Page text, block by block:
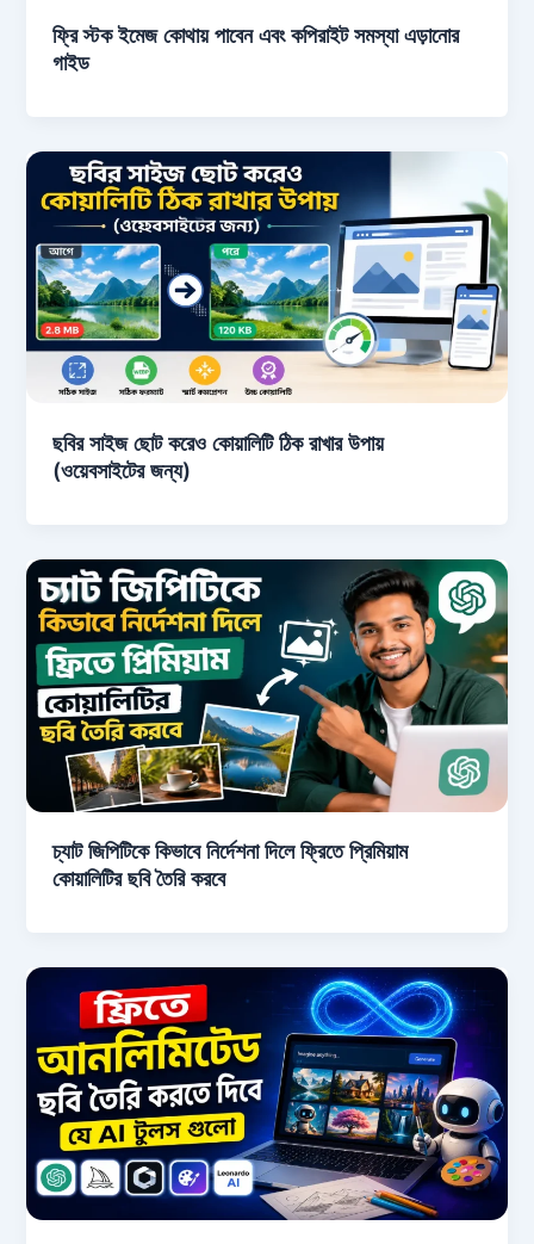
ফ্রি স্টক ইমেজ কোথায় পাবেন এবং কপিরাইট সমস্যা এড়ানোর
গাইড
ছবির সাইজ ছোট করেও কোয়ালিটি ঠিক রাখার উপায়
(ওয়েবসাইটের জন্য)
চ্যাট জিপিটিকে কিভাবে নির্দেশনা দিলে ফ্রিতে প্রিমিয়াম
কোয়ালিটির ছবি তৈরি করবে